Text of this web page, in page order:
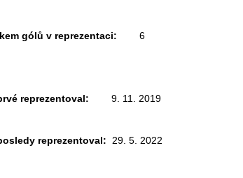
gólů v reprezentaci: 6
reprezentoval: 9. 11. 2019
reprezentoval: 29. 5. 2022